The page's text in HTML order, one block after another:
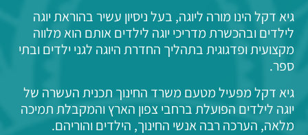
גיא דקל הינו מורה ליוגה, בעל ניסיון עשיר בהוראת יוגה
לילדים ובהכשרת מדריכי יוגה לילדים אותם הוא מלווה
מקצועית ופדגוגית בתהליך החדרת היוגה לגני ילדים ובתי
ספר.
גיא דקל מפעיל מטעם משרד החינוך תכנית העשרה של
יוגה לילדים הפועלת ברחבי צפון הארץ והמקבלת תמיכה
מלאה, הערכה רבה אנשי החינוך, הילדים והוריהם.